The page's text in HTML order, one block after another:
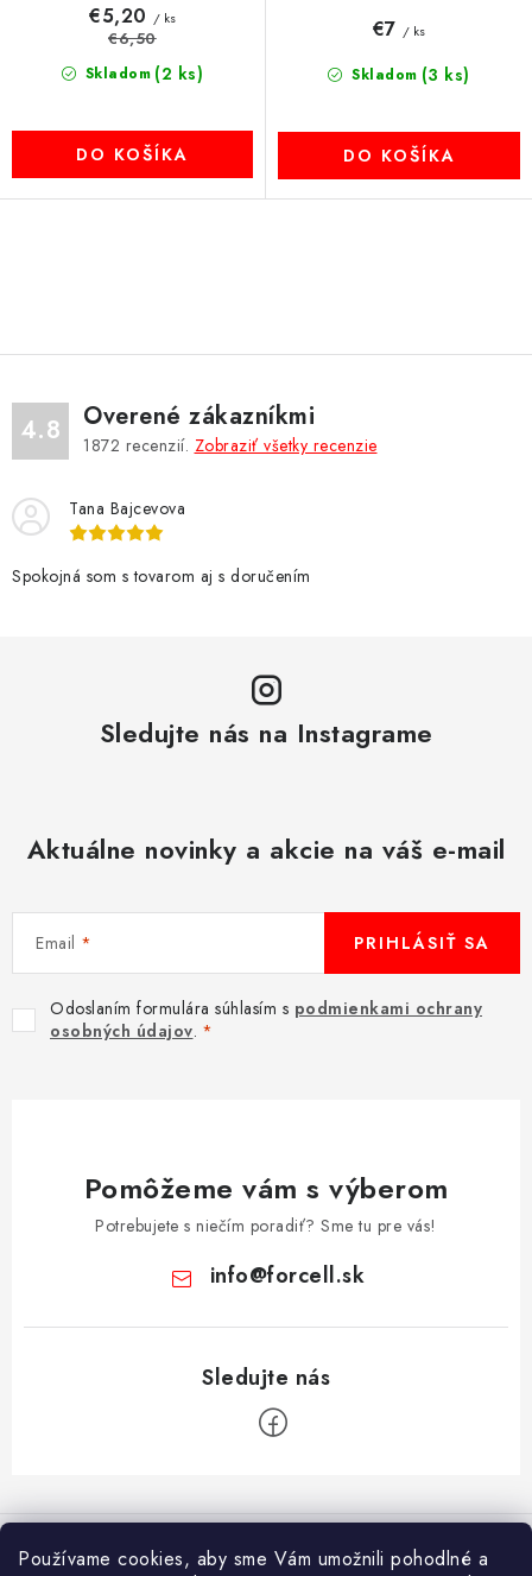
Používame cookies, aby sme Vám umožnili pohodlné a
Skladom (2 ks)
€5,20 / ks
€6,50
DO KOŠÍKA
Skladom (3 ks)
€7 / ks
DO KOŠÍKA
á
d
a
c
e
r
4.8 Overené zákazníkmi
1872 recenzií. Zobraziť všetky recenzie
Tana Bajcevova
Spokojná som s tovarom aj s doručením
Sledujte nás na Instagrame
Aktuálne novinky a akcie na váš e-mail
Email
Odoslaním formulára súhlasím s podmienkami ochrany
osobných údajov.
PRIHLÁSIŤ SA
Pomôžeme vám s výberom
Potrebujete s niečím poradiť? Sme tu pre vás!
info@forcell.sk
á
Informácie pre vás